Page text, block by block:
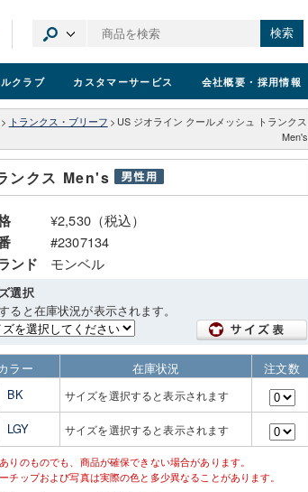
検索
クラブ カスタマーサービス 会社概要 ・採用情報
> トランクス・ブリーフ > US ジオライン クールメッシュ トランクス
Men's
ンクス Men's
¥2,530（税込）
#2307134
ンド モンベル
選択
ると在庫状況が表示されます。
カラー 在庫状況
注文数
BK
サイズを選択すると表示されます
LGY サイズを選択すると表示されます
りのものでも、商品が確保できない場合があります。
チップおよび写真は実際の色と多少異なることがあります。